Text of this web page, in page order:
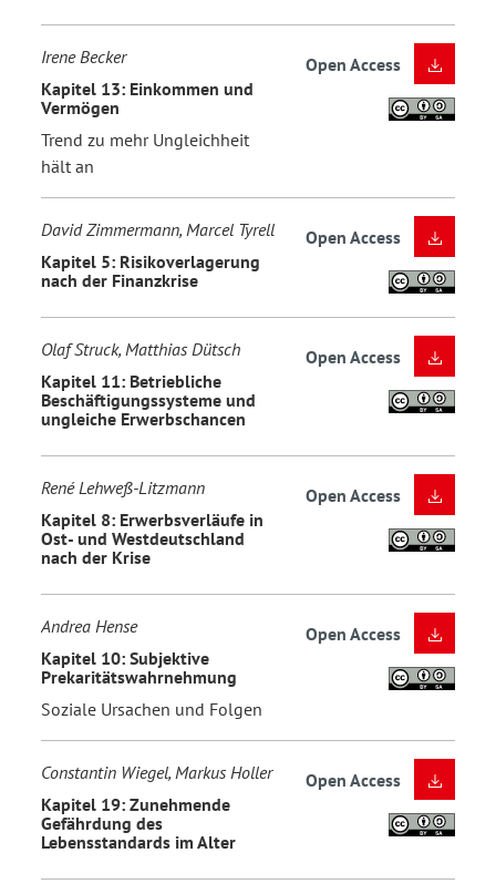
Irene Becker
Kapitel 13: Einkommen und
Vermögen
Trend zu mehr Ungleichheit
hält an
Open Access
David Zimmermann, Marcel Tyrell
Kapitel 5: Risikoverlagerung
nach der Finanzkrise
Open Access
Olaf Struck, Matthias Dütsch
Kapitel 11: Betriebliche
Beschäftigungssysteme und
ungleiche Erwerbschancen
Open Access
René Lehweß-Litzmann
Kapitel 8: Erwerbsverläufe in
Ost- und Westdeutschland
nach der Krise
Open Access
Andrea Hense
Kapitel 10: Subjektive
Prekaritätswahrnehmung
Soziale Ursachen und Folgen
Open Access
Constantin Wiegel, Markus Holler
Kapitel 19: Zunehmende
Gefährdung des
Lebensstandards im Alter
Open Access